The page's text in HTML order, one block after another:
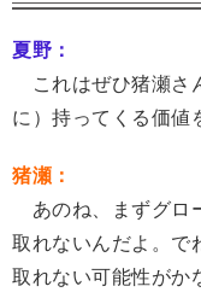
夏野：
これはぜひ猪瀬さ
に）持ってくる価値
猪瀬：
あのね、まずグロ
取れないんだよ。で
取れない可能性がか